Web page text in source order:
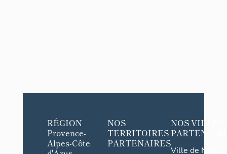
RÉGION
Provence-
Alpes-Côte
NOS
TERRITOIRES
PARTENAIRES
NOS VILLES
Ville de Nice